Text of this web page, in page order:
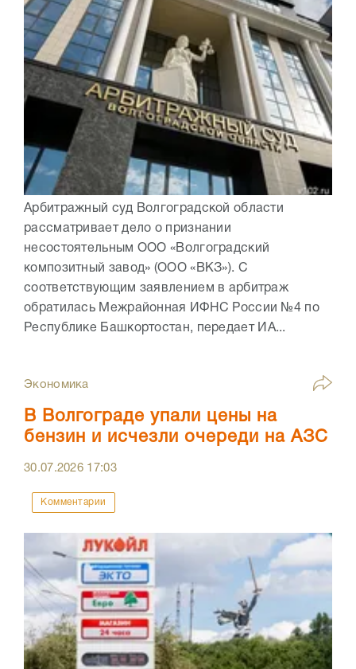
Арбитражный суд Волгоградской области
рассматривает дело о признании
несостоятельным ООО «Волгоградский
композитный завод» (ООО «ВКЗ»). С
соответствующим заявлением в арбитраж
обратилась Межрайонная ИФНС России №4 по
Республике Башкортостан, передает ИА...
Экономика
В Волгограде упали цены на
бензин и исчезли очереди на АЗС
30.07.2026 17:03
Комментарии